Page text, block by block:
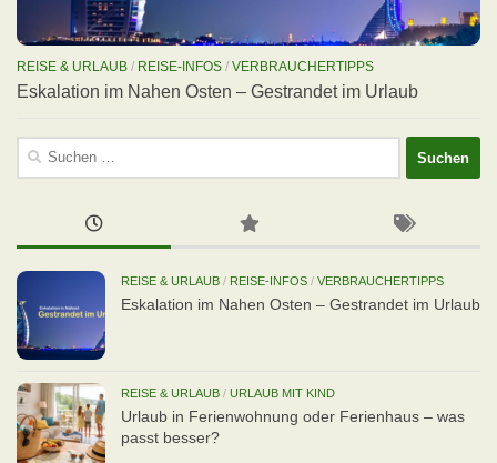
REISE & URLAUB / REISE-INFOS / VERBRAUCHERTIPPS
Eskalation im Nahen Osten – Gestrandet im Urlaub
Suchen
REISE & URLAUB / REISE-INFOS / VERBRAUCHERTIPPS
Eskalation im Nahen Osten – Gestrandet im Urlaub
REISE & URLAUB / URLAUB MIT KIND
Urlaub in Ferienwohnung oder Ferienhaus – was
passt besser?